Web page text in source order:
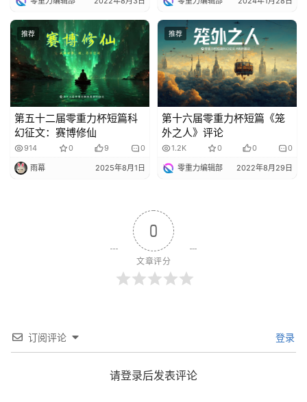
推荐
第五十二届零重力杯短篇科
幻征文：赛博修仙
914 0 9 0
雨幕 2025年8月1日
推荐
第十六届零重力杯短篇《笼
外之人》评论
1.2K 0 0 0
零重力编辑部 2022年8月29日
0
文章评分
订阅评论 登录
请登录后发表评论